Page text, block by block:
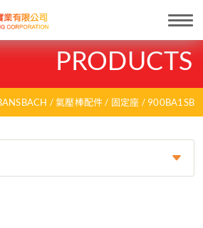
PRODUCTS
氣壓棒配件 固定座 900BA1SB